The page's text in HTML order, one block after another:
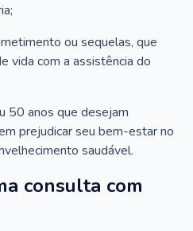
ou sequelas, que
vida com a assistência do
50 anos que desejam
prejudicar seu bem-estar no
saudável.
consulta com